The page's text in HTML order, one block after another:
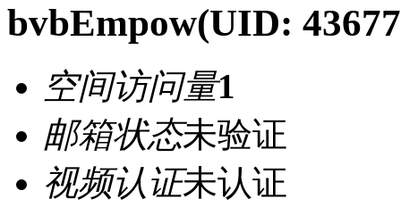
bvbEmpow(UID:
空间访问量1
邮箱状态未验证
视频认证未认证